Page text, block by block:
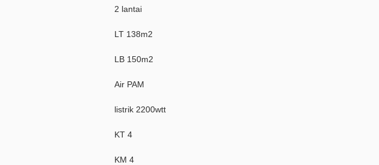
2 lantai
LT 138m2
LB 150m2
Air PAM
listrik 2200wtt
KT 4
KM 4